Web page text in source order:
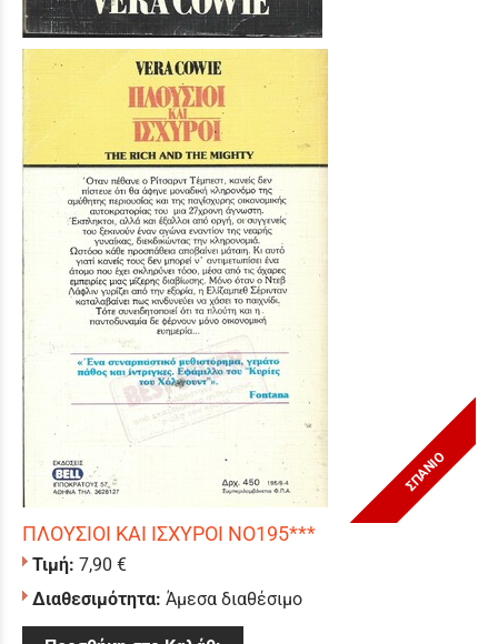
ΣΠΑΝΙΟ
ΠΛΟΥΣΙΟΙ ΚΑΙ ΙΣΧΥΡΟΙ ΝΟ195***
Τιμή: 7,90 €
Διαθεσιμότητα: Άμεσα διαθέσιμο